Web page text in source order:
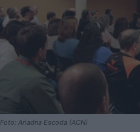
Foto: Ariadna Escoda (ACN)